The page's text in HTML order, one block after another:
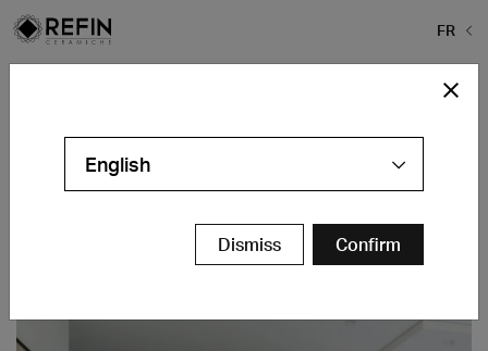
FR
Los Angeles - US
English
Dismiss Confirm